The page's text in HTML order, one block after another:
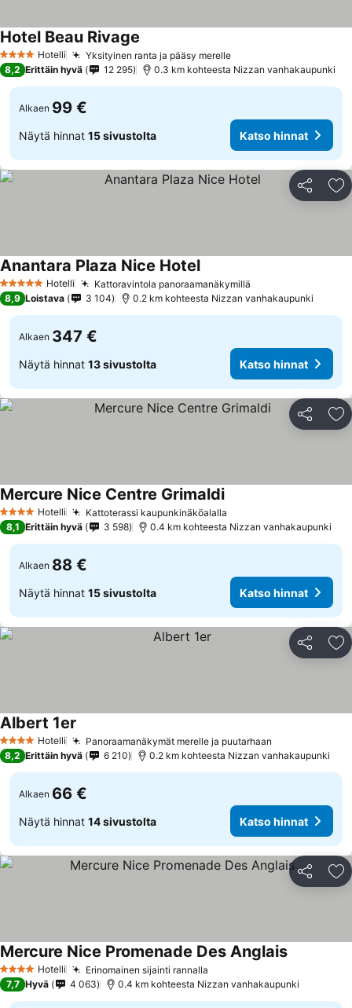
4 Tähtiluokitus
Hotelli Yksityinen ranta ja pääsy merelle
Hotel Beau Rivage
8,2 Erittäin hyvä 12 295 0.3 km kohteesta Nizzan vanhakaupunki
Alkaen 99 €
Näytä hinnat 15 sivustolta Katso hinnat
Jaa
5 Tähtiluokitus
Hotelli Kattoravintola panoraamanäkymillä
Anantara Plaza Nice Hotel
8,9 Loistava 3 104 0.2 km kohteesta Nizzan vanhakaupunki
Alkaen 347 €
Näytä hinnat 13 sivustolta Katso hinnat
Jaa
4 Tähtiluokitus
Hotelli Kattoterassi kaupunkinäköalalla
Mercure Nice Centre Grimaldi
8,1 Erittäin hyvä 3 598 0.4 km kohteesta Nizzan vanhakaupunki
Alkaen 88 €
Näytä hinnat 15 sivustolta Katso hinnat
Jaa
4 Tähtiluokitus
Hotelli Panoraamanäkymät merelle ja puutarhaan
Albert 1er
8,2 Erittäin hyvä 6 210 0.2 km kohteesta Nizzan vanhakaupunki
Alkaen 66 €
Näytä hinnat 14 sivustolta Katso hinnat
Jaa
4 Tähtiluokitus
Hotelli Erinomainen sijainti rannalla
Mercure Nice Promenade Des Anglais
7,7 Hyvä 4 063 0.4 km kohteesta Nizzan vanhakaupunki